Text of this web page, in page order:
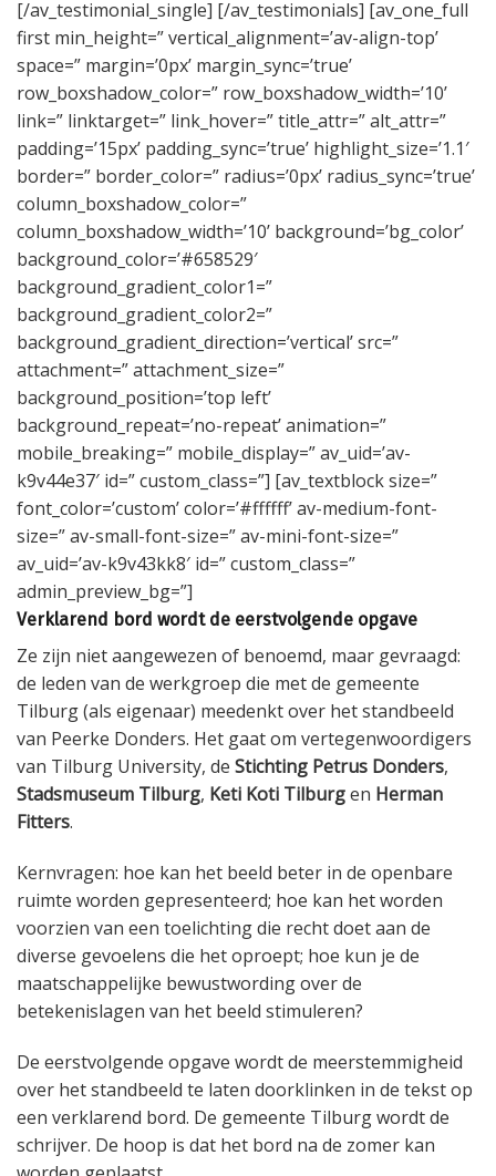
[/av_testimonial_single] [/av_testimonials] [av_one_full
first min_height=” vertical_alignment=’av-align-top’
space=” margin=’0px’ margin_sync=’true’
row_boxshadow_color=” row_boxshadow_width=’10’
link=” linktarget=” link_hover=” title_attr=” alt_attr=”
padding=’15px’ padding_sync=’true’ highlight_size=’1.1′
border=” border_color=” radius=’0px’ radius_sync=’true’
column_boxshadow_color=”
column_boxshadow_width=’10’ background=’bg_color’
background_color=’#658529′
background_gradient_color1=”
background_gradient_color2=”
background_gradient_direction=’vertical’ src=”
attachment=” attachment_size=”
background_position=’top left’
background_repeat=’no-repeat’ animation=”
mobile_breaking=” mobile_display=” av_uid=’av-
k9v44e37′ id=” custom_class=”] [av_textblock size=”
font_color=’custom’ color=’#ffffff’ av-medium-font-
size=” av-small-font-size=” av-mini-font-size=”
av_uid=’av-k9v43kk8′ id=” custom_class=”
admin_preview_bg=”]
Verklarend bord wordt de eerstvolgende opgave
Ze zijn niet aangewezen of benoemd, maar gevraagd:
de leden van de werkgroep die met de gemeente
Tilburg (als eigenaar) meedenkt over het standbeeld
van Peerke Donders. Het gaat om vertegenwoordigers
van Tilburg University, de Stichting Petrus Donders,
Stadsmuseum Tilburg, Keti Koti Tilburgen Herman
Fitters.
Kernvragen: hoe kan het beeld beter in de openbare
ruimte worden gepresenteerd; hoe kan het worden
voorzien van een toelichting die recht doet aan de
diverse gevoelens die het oproept; hoe kun je de
maatschappelijke bewustwording over de
betekenislagen van het beeld stimuleren?
De eerstvolgende opgave wordt de meerstemmigheid
over het standbeeld te laten doorklinken in de tekst op
een verklarend bord. De gemeente Tilburg wordt de
schrijver. De hoop is dat het bord na de zomer kan